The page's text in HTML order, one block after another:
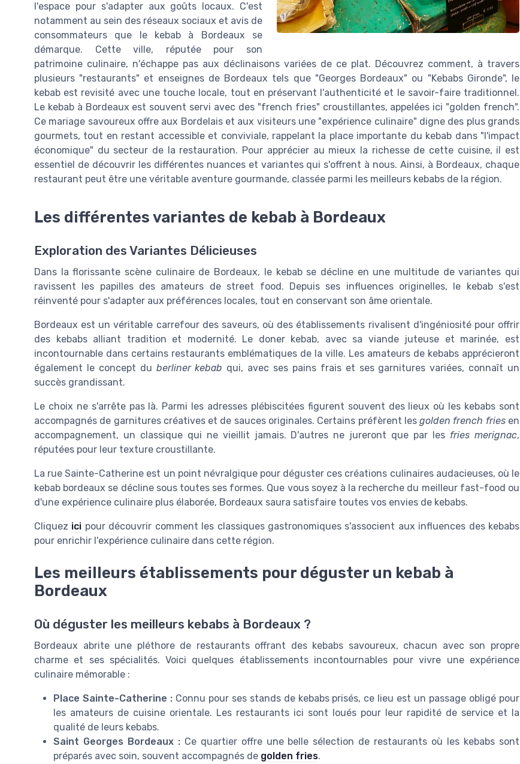
l'espace pour s'adapter aux goûts locaux. C'est
notamment au sein des réseaux sociaux et avis de
consommateurs que le kebab à Bordeaux se
démarque. Cette ville, réputée pour son
patrimoine culinaire, n'échappe pas aux déclinaisons variées de ce plat. Découvrez comment, à travers
plusieurs "restaurants" et enseignes de Bordeaux tels que "Georges Bordeaux" ou "Kebabs Gironde", le
kebab est revisité avec une touche locale, tout en préservant l'authenticité et le savoir-faire traditionnel.
Le kebab à Bordeaux est souvent servi avec des "french fries" croustillantes, appelées ici "golden french".
Ce mariage savoureux offre aux Bordelais et aux visiteurs une "expérience culinaire" digne des plus grands
gourmets, tout en restant accessible et conviviale, rappelant la place importante du kebab dans "l'impact
économique" du secteur de la restauration. Pour apprécier au mieux la richesse de cette cuisine, il est
essentiel de découvrir les différentes nuances et variantes qui s'offrent à nous. Ainsi, à Bordeaux, chaque
restaurant peut être une véritable aventure gourmande, classée parmi les meilleurs kebabs de la région.
Les différentes variantes de kebab à Bordeaux
Exploration des Variantes Délicieuses
Dans la florissante scène culinaire de Bordeaux, le kebab se décline en une multitude de variantes qui
ravissent les papilles des amateurs de street food. Depuis ses influences originelles, le kebab s'est
réinventé pour s'adapter aux préférences locales, tout en conservant son âme orientale.
Bordeaux est un véritable carrefour des saveurs, où des établissements rivalisent d'ingéniosité pour offrir
des kebabs alliant tradition et modernité. Le doner kebab, avec sa viande juteuse et marinée, est
incontournable dans certains restaurants emblématiques de la ville. Les amateurs de kebabs apprécieront
également le concept du berliner kebab qui, avec ses pains frais et ses garnitures variées, connaît un
succès grandissant.
Le choix ne s'arrête pas là. Parmi les adresses plébiscitées figurent souvent des lieux où les kebabs sont
accompagnés de garnitures créatives et de sauces originales. Certains préfèrent lesgolden french friesen
accompagnement, un classique qui ne vieillit jamais. D'autres ne jureront que par les fries merignac,
réputées pour leur texture croustillante.
La rue Sainte-Catherine est un point névralgique pour déguster ces créations culinaires audacieuses, où le
kebab bordeaux se décline sous toutes ses formes. Que vous soyez à la recherche du meilleur fast-food ou
d'une expérience culinaire plus élaborée, Bordeaux saura satisfaire toutes vos envies de kebabs.
Cliquez ici pour découvrir comment les classiques gastronomiques s'associent aux influences des kebabs
pour enrichir l'expérience culinaire dans cette région.
Les meilleurs établissements pour déguster un kebab à
Bordeaux
Où déguster les meilleurs kebabs à Bordeaux ?
Bordeaux abrite une pléthore de restaurants offrant des kebabs savoureux, chacun avec son propre
charme et ses spécialités. Voici quelques établissements incontournables pour vivre une expérience
culinaire mémorable :
Place Sainte-Catherine :Connu pour ses stands de kebabs prisés, ce lieu est un passage obligé pour
les amateurs de cuisine orientale. Les restaurants ici sont loués pour leur rapidité de service et la
qualité de leurs kebabs.
Saint Georges Bordeaux :Ce quartier offre une belle sélection de restaurants où les kebabs sont
préparés avec soin, souvent accompagnés de golden fries.